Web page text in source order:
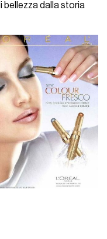
bellezza dalla storia